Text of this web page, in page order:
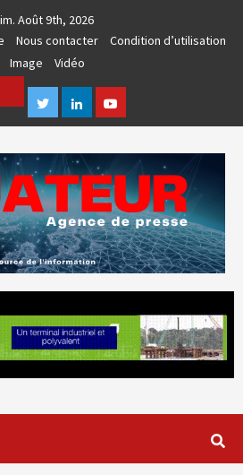
Août 9th, 2026
Nous contacter
Condition d’utilisation
Image
Vidéo
Facebook
TwitterLinkedinYoutube